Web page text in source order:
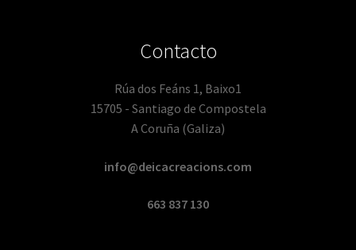
Contacto
Rúa dos Feáns 1, Baixo1
15705 - Santiago de Compostela
A Coruña (Galiza)
info@deicacreacions.com
663 837 130